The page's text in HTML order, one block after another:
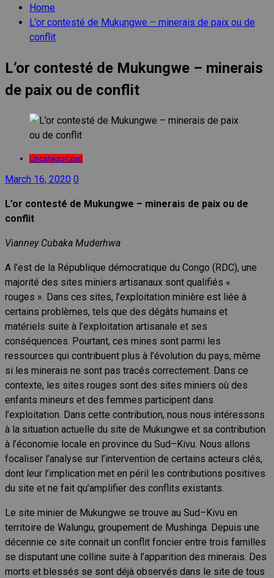
Home
L’or contesté de Mukungwe – minerais de paix ou de
conflit
L’or contesté de Mukungwe – minerais
de paix ou de conflit
Uncategorized
March 16, 2020 0
L’or contesté de Mukungwe – minerais de paix ou de
conflit
Vianney Cubaka Muderhwa
A l’est de la République démocratique du Congo (RDC), une
majorité des sites miniers artisanaux sont qualifiés «
rouges ». Dans ces sites, l’exploitation minière est liée à
certains problèmes, tels que des dégâts humains et
matériels suite à l’exploitation artisanale et ses
conséquences. Pourtant, ces mines sont parmi les
ressources qui contribuent plus à l’évolution du pays, même
si les minerais ne sont pas tracés correctement. Dans ce
contexte, les sites rouges sont des sites miniers où des
enfants mineurs et des femmes participent dans
l’exploitation. Dans cette contribution, nous nous intéressons
à la situation actuelle du site de Mukungwe et sa contribution
à l’économie locale en province du Sud–Kivu. Nous allons
focaliser l’analyse sur l’intervention de certains acteurs clés,
dont leur l’implication met en péril les contributions positives
du site et ne fait qu’amplifier des conflits existants.
Le site minier de Mukungwe se trouve au Sud–Kivu en
territoire de Walungu, groupement de Mushinga. Depuis une
décennie ce site connait un conflit foncier entre trois familles
se disputant une colline suite à l’apparition des minerais. Des
morts et blessés se sont déjà observés dans le site de tous